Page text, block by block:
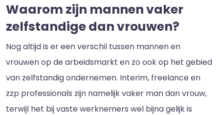
Waarom zijn mannen vaker
zelfstandige dan vrouwen?
Nog altijd is er een verschil tussen mannen en
vrouwen op de arbeidsmarkt en zo ook op het gebied
van zelfstandig ondernemen. Interim, freelance en
zzp professionals zijn namelijk vaker man dan vrouw,
terwijl het bij vaste werknemers wel bijna gelijk is